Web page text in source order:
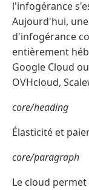
l'infogérance
Aujourd'hui,
d'infogérance
entièrement
Google Cloud
OVHcloud,
core/heading
Élasticité et
core/paragraph
Le cloud